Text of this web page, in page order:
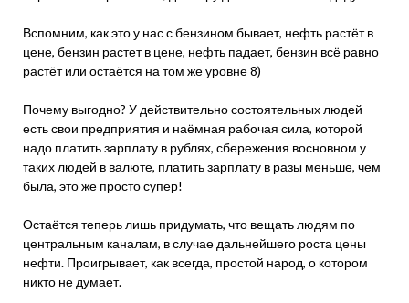
Вспомним, как это у нас с бензином бывает, нефть растёт в
цене, бензин растет в цене, нефть падает, бензин всё равно
растёт или остаётся на том же уровне 8)
Почему выгодно? У действительно состоятельных людей
есть свои предприятия и наёмная рабочая сила, которой
надо платить зарплату в рублях, сбережения восновном у
таких людей в валюте, платить зарплату в разы меньше, чем
была, это же просто супер!
Остаётся теперь лишь придумать, что вещать людям по
центральным каналам, в случае дальнейшего роста цены
нефти. Проигрывает, как всегда, простой народ, о котором
никто не думает.